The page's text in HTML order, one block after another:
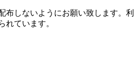
布しないようにお願い致します。利
れています。